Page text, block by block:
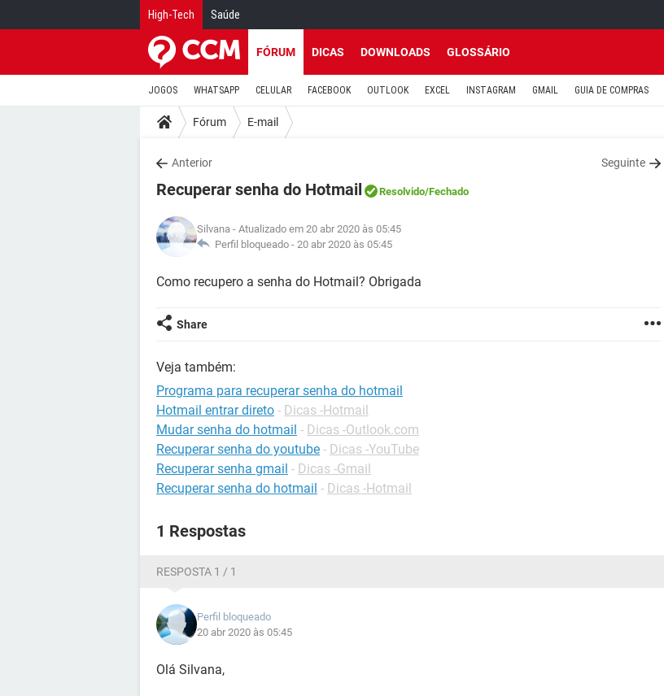
High-Tech Saúde
FÓRUM DICAS DOWNLOADS GLOSSÁRIO
JOGOS WHATSAPP CELULAR FACEBOOK OUTLOOK EXCEL INSTAGRAM GMAIL GUIA DE COMPRAS
Fórum E-mail
Anterior Seguinte
Recuperar senha do Hotmail Resolvido/Fechado
Silvana - Atualizado em 20 abr 2020 às 05:45
Perfil bloqueado - 20 abr 2020 às 05:45
Como recupero a senha do Hotmail? Obrigada
Share
Veja também:
Programa para recuperar senha do hotmail
Hotmail entrar direto - Dicas -Hotmail
Mudar senha do hotmail - Dicas -Outlook.com
Recuperar senha do youtube - Dicas -YouTube
Recuperar senha gmail - Dicas -Gmail
Recuperar senha do hotmail - Dicas -Hotmail
1 Respostas
RESPOSTA 1 / 1
Perfil bloqueado
20 abr 2020 às 05:45
Olá Silvana,